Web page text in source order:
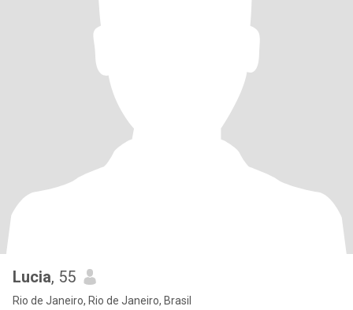
Lucia, 55
Rio de Janeiro, Rio de Janeiro, Brasil